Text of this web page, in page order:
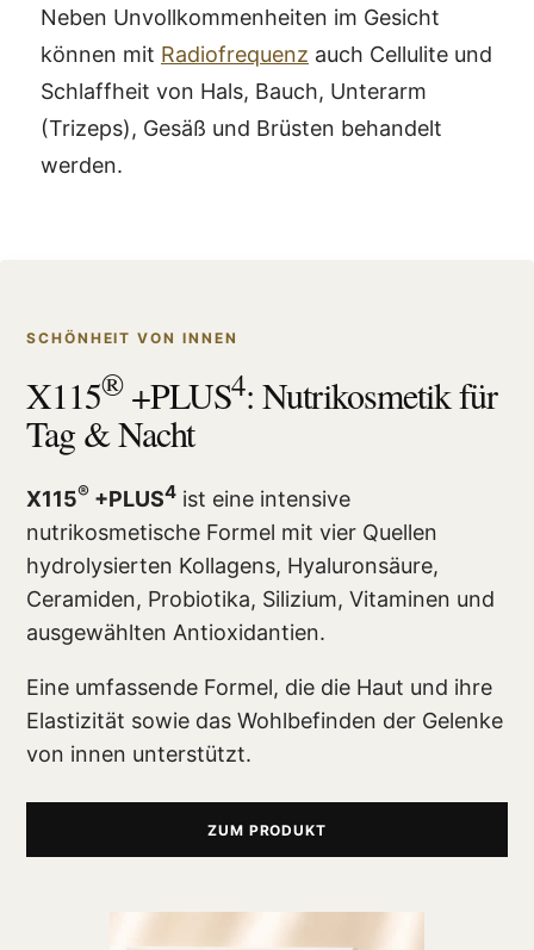
Neben Unvollkommenheiten im Gesicht
können mit Radiofrequenz auch Cellulite und
Schlaffheit von Hals, Bauch, Unterarm
(Trizeps), Gesäß und Brüsten behandelt
werden.
SCHÖNHEIT VON INNEN
X115®+PLUS4: Nutrikosmetik für
Tag & Nacht
X115® +PLUS4 ist eine intensive
nutrikosmetische Formel mit vier Quellen
hydrolysierten Kollagens, Hyaluronsäure,
Ceramiden, Probiotika, Silizium, Vitaminen und
ausgewählten Antioxidantien.
Eine umfassende Formel, die die Haut und ihre
Elastizität sowie das Wohlbefinden der Gelenke
von innen unterstützt.
ZUM PRODUKT